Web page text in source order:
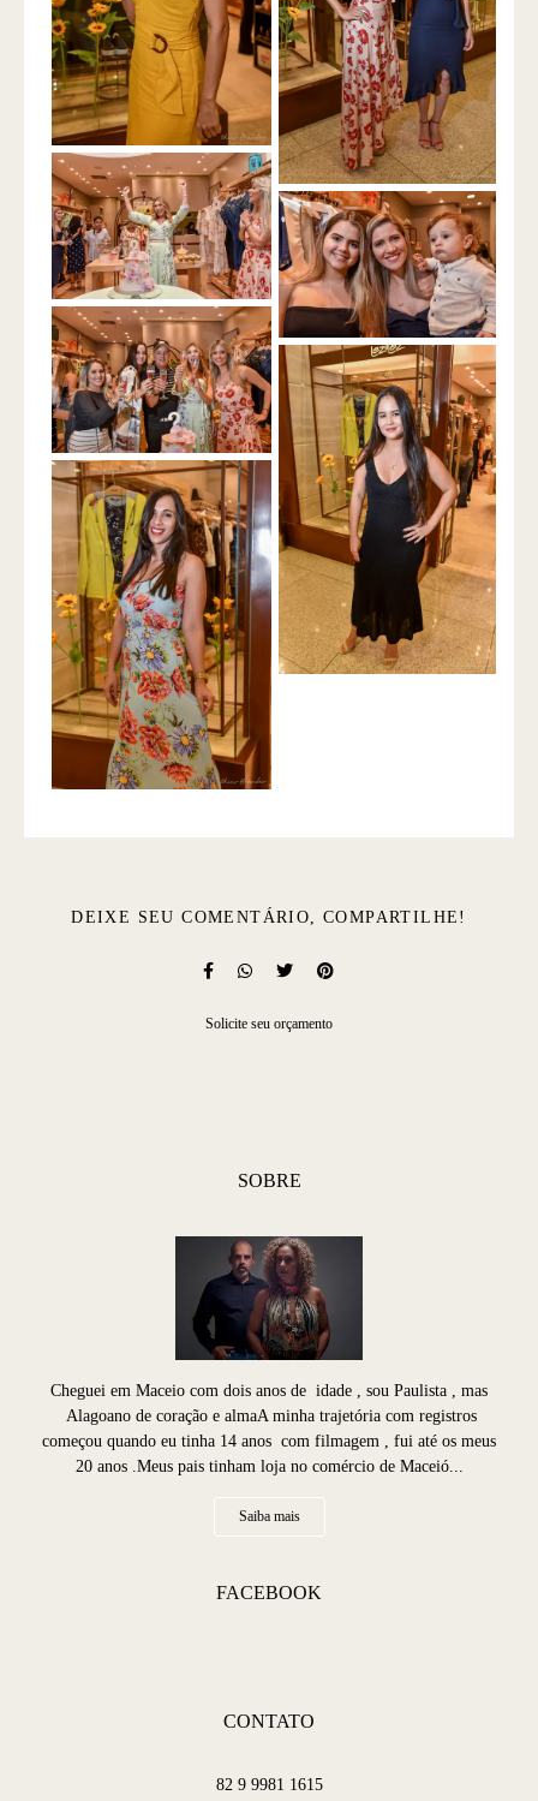
DEIXE SEU COMENTÁRIO, COMPARTILHE!
Solicite seu orçamento
SOBRE
Cheguei em Maceio com dois anos de idade , sou Paulista , mas
Alagoano de coração e almaA minha trajetória com registros
começou quando eu tinha 14 anos com filmagem , fui até os meus
20 anos .Meus pais tinham loja no comércio de Maceió...
Saiba mais
FACEBOOK
CONTATO
82 9 9981 1615